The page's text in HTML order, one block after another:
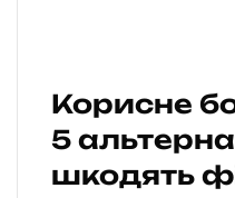
Корисне
5
шкодять